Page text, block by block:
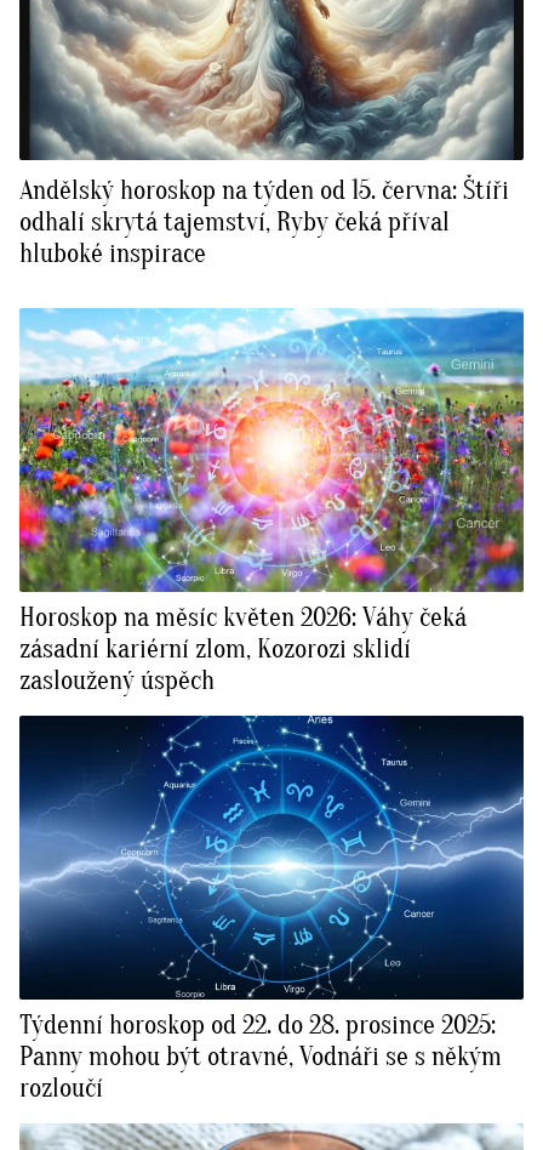
Andělský horoskop na týden od 15. června: Štíři
odhalí skrytá tajemství, Ryby čeká příval
hluboké inspirace
Horoskop na měsíc květen 2026: Váhy čeká
zásadní kariérní zlom, Kozorozi sklidí
zasloužený úspěch
Týdenní horoskop od 22. do 28. prosince 2025:
Panny mohou být otravné, Vodnáři se s někým
rozloučí